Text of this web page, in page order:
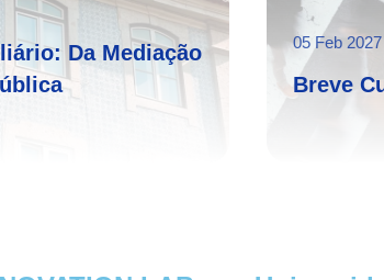
Da Mediação
05 Feb 2027
Breve